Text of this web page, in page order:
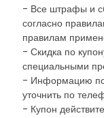
- Все штрафы и
согласно
правилам
- Скидка по
специальными
- Информацию по
уточнить по
- Купон